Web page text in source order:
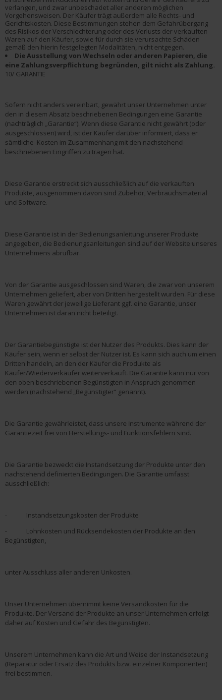
verlangen, und zwar unbeschadet aller anderen möglichen
Vorgehensweisen. Der Käufer trägt außerdem alle Rechts- und
Gerichtskosten. Diese Bestimmungen stehen dem Gefahrübergang
des Risikos der Verschlechterung oder des Verlusts der verkauften
Waren auf den Käufer, sowie für durch sie verursachte Schäden
gemäß den hierin festgelegten Modalitäten, nicht entgegen.
Die Ausstellung von Wechseln oder anderen Papieren, die
eine Zahlungsverpflichtung begründen, gilt nicht als Zahlung.
10/ GARANTIE
Sofern nicht anders vereinbart, gewährt unser Unternehmen unter
den in diesem Absatz beschriebenen Bedingungen eine Garantie
(nachträglich „Garantie“). Wenn diese Garantie nicht gewährt (oder
ausgeschlossen) wird, ist der Käufer darüber informiert, dass er
sämtliche Kosten im Zusammenhang mit den nachstehend
beschriebenen Eingriffen zu tragen hat.
Diese Garantie erstreckt sich ausschließlich auf die verkauften
Produkte, ausgenommen davon sind Zubehör, Verbrauchsmaterial
und Software.
Diese Garantie ist in der Bedienungsanleitung unserer Produkte
angegeben, die Bedienungsanleitungen sind auf der Website unseres
Unternehmens abrufbar.
Von der Garantie ausgeschlossen sind Waren, die zwar von unserem
Unternehmen geliefert, aber von Dritten hergestellt wurden. Für diese
Waren gewährt der jeweilige Lieferant ggf. eine Garantie, unser
Unternehmen ist daran nicht beteiligt.
Der Garantiebegünstigte ist der Nutzer des Produkts. Dies kann der
Käufer sein, wenn er selbst der Nutzer ist. Es kann sich auch um einen
Dritten handeln, an den der Käufer die Produkte als
Käufer/Wiederverkäufer weiterverkauft. Die Garantie kann nur von
den oben beschriebenen Begünstigten in Anspruch genommen
werden (nachstehend „Begünstigter“ genannt).
Die Garantie gewährleistet, dass unsere Instrumente während der
Garantiezeit frei von Herstellungs- und Funktionsfehlern sind.
Die Garantie bezweckt die Instandsetzung der Produkte unter den
nachstehend definierten Bedingungen. Die Garantie umfasst
ausschließlich:
- Instandsetzungskosten der Produkte
- Lohnkosten und Rücksendekosten der Produkte an den
Begünstigten,
unter Ausschluss aller anderen Unkosten.
Unser Unternehmen übernimmt keine Versandkosten für die
Produkte. Der Versand der Produkte an unser Unternehmen erfolgt
daher auf Kosten und Gefahr des Begünstigten.
Unserem Unternehmen kann die Art und Weise der Instandsetzung
(Reparatur oder Ersatz des Produkts bzw. einzelner Komponenten)
frei bestimmen.